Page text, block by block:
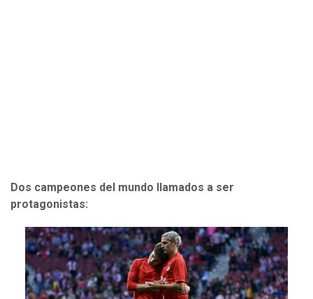
Dos campeones del mundo llamados a ser
protagonistas: